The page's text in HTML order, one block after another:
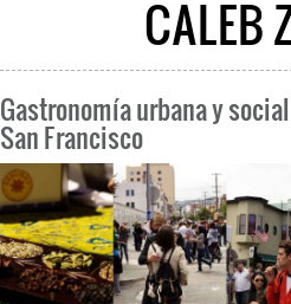
CALEB
Gastronomía urbana y
San Francisco